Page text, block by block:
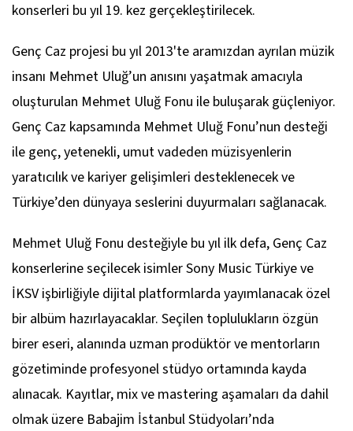
konserleri bu yıl 19. kez gerçekleştirilecek.
Genç Caz projesi bu yıl 2013'te aramızdan ayrılan müzik
insanı Mehmet Uluğ’un anısını yaşatmak amacıyla
oluşturulan Mehmet Uluğ Fonu ile buluşarak güçleniyor.
Genç Caz kapsamında Mehmet Uluğ Fonu’nun desteği
ile genç, yetenekli, umut vadeden müzisyenlerin
yaratıcılık ve kariyer gelişimleri desteklenecek ve
Türkiye’den dünyaya seslerini duyurmaları sağlanacak.
Mehmet Uluğ Fonu desteğiyle bu yıl ilk defa, Genç Caz
konserlerine seçilecek isimler Sony Music Türkiye ve
İKSV işbirliğiyle dijital platformlarda yayımlanacak özel
bir albüm hazırlayacaklar. Seçilen toplulukların özgün
birer eseri, alanında uzman prodüktör ve mentorların
gözetiminde profesyonel stüdyo ortamında kayda
alınacak. Kayıtlar, mix ve mastering aşamaları da dahil
olmak üzere Babajim İstanbul Stüdyoları’nda